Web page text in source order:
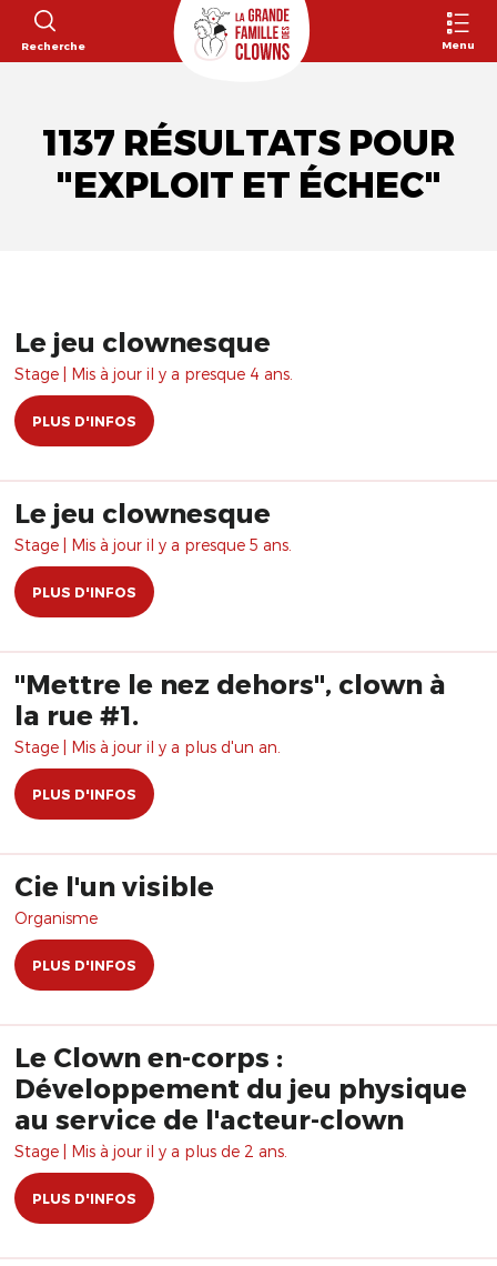
Recherche Menu
1137 RÉSULTATS POUR
"EXPLOIT ET ÉCHEC"
Le jeu clownesque
Stage | Mis à jour il y a presque 4 ans.
PLUS D'INFOS
Le jeu clownesque
Stage | Mis à jour il y a presque 5 ans.
PLUS D'INFOS
"Mettre le nez dehors", clown à
la rue #1.
Stage | Mis à jour il y a plus d'un an.
PLUS D'INFOS
Cie l'un visible
Organisme
PLUS D'INFOS
Le Clown en-corps :
Développement du jeu physique
au service de l'acteur-clown
Stage | Mis à jour il y a plus de 2 ans.
PLUS D'INFOS